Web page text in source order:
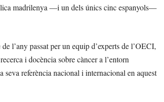
madrilenya —i un dels únics cinc espanyols—
l’any passat per un equip d’experts de l’OECI,
i docència sobre càncer a l’entorn
referència nacional i internacional en aquest